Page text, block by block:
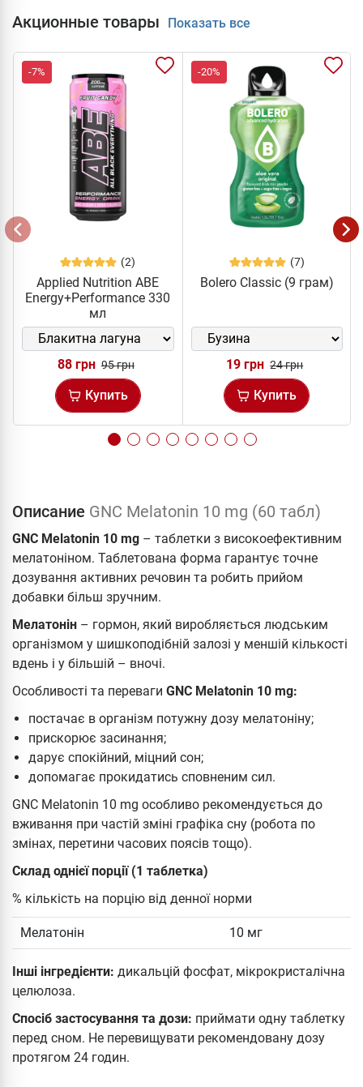
Акционные товары Показать все
-7%
(2)
Applied Nutrition ABE
Energy+Performance 330
мл
88 грн 95 грн
Купить
-20%
(7)
Bolero Classic (9 грам)
19 грн 24 грн
Купить
Описание GNC Melatonin 10 mg (60 табл)
GNC Melatonin 10 mg – таблетки з високоефективним
мелатоніном. Таблетована форма гарантує точне
дозування активних речовин та робить прийом
добавки більш зручним.
Мелатонін – гормон, який виробляється людським
організмом у шишкоподібній залозі у меншій кількості
вдень і у більшій – вночі.
Особливості та переваги GNC Melatonin 10 mg:
постачає в організм потужну дозу мелатоніну;
прискорює засинання;
дарує спокійний, міцний сон;
допомагає прокидатись сповненим сил.
GNC Melatonin 10 mg особливо рекомендується до
вживання при частій зміні графіка сну (робота по
змінах, перетини часових поясів тощо).
Склад однієї порції (1 таблетка)
% кількість на порцію від денної норми
Мелатонін 10 мг
Інші інгредієнти: дикальцій фосфат, мікрокристалічна
целюлоза.
Спосіб застосування та дози: приймати одну таблетку
перед сном. Не перевищувати рекомендовану дозу
протягом 24 годин.